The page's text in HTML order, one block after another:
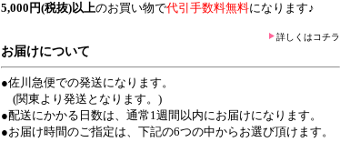
5,000円(税抜)以上のお買い物で代引手数料無料になります♪
詳しくはコチラ
お届けについて
●佐川急便での発送になります。
(関東より発送となります。)
●配送にかかる日数は、通常1週間以内にお届けになります。
●お届け時間のご指定は、下記の6つの中からお選び頂けます。